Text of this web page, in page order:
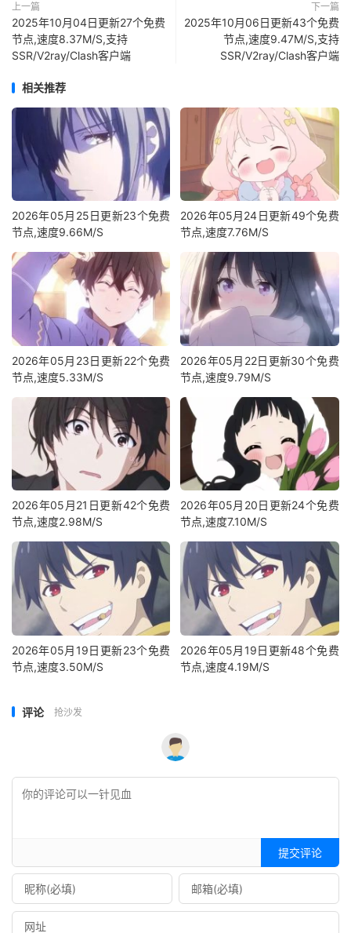
上一篇
2025年10月04日更新27个免费
节点,速度8.37M/S,支持
SSR/V2ray/Clash客户端
下一篇
2025年10月06日更新43个免费
节点,速度9.47M/S,支持
SSR/V2ray/Clash客户端
相关推荐
2026年05月25日更新23个免费
节点,速度9.66M/S
2026年05月24日更新49个免费
节点,速度7.76M/S
2026年05月23日更新22个免费
节点,速度5.33M/S
2026年05月22日更新30个免费
节点,速度9.79M/S
2026年05月21日更新42个免费
节点,速度2.98M/S
2026年05月20日更新24个免费
节点,速度7.10M/S
2026年05月19日更新23个免费
节点,速度3.50M/S
2026年05月19日更新48个免费
节点,速度4.19M/S
评论 抢沙发
提交评论